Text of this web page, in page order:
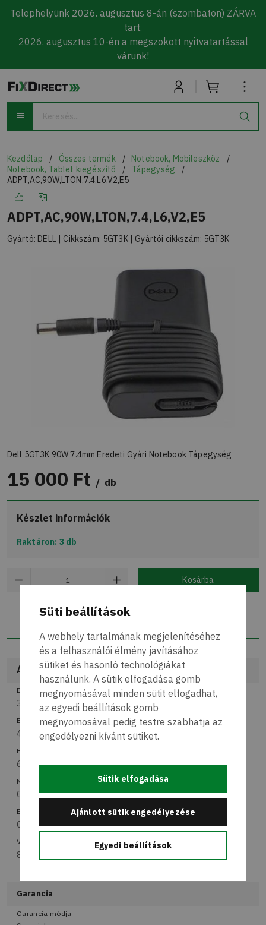
Süti beállítások
A webhely tartalmának megjelenítéséhez
és a felhasználói élmény javításához
sütiket és hasonló technológiákat
használunk. A sütik elfogadása gomb
megnyomásával minden sütit elfogadhat,
az egyedi beállítások gomb
megnyomosával pedig testre szabhatja az
engedélyezni kívánt sütiket.
Sütik elfogadása
Ajánlott sütik engedélyezése
Egyedi beállítások
Telephelyünk 2026. augusztus 8-án (szombaton) ZÁRVA
tart.
2026. augusztus 10-én a megszokott nyitvatartással
várunk!
Keresés
Kezdőlap Összes termék
Notebook, Mobileszköz
Notebook, Tablet kiegészítő
Tápegység
ADPT,AC,90W,LTON,7.4,L6,V2,E5
Gyártó: DELL | Cikkszám: 5GT3K | Gyártói cikkszám: 5GT3K
Dell 5GT3K 90W 7.4mm Eredeti Gyári Notebook Tápegység
Készlet információk
Raktáron: 3 db
Kosárba
15 000 Ft db
ADPT,AC,90W,LTON,7.4,L6,V2,E5
Általános információ
Bruttó szélesség
30 cm
Bruttó magasság
40 cm
Bruttó mélység
6 cm
Nettó súly
0.4442 kg
Bruttó súly
0.5 kg
Vámtarifaszám
8504403090
Garancia
Garancia módja